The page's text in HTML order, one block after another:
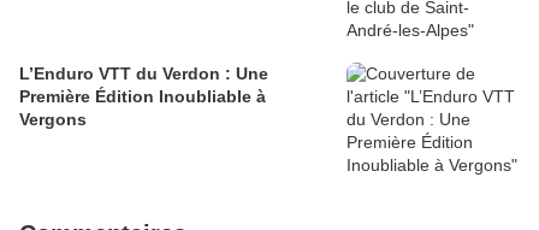
L’Enduro VTT du Verdon : Une
Première Édition Inoubliable à
Vergons